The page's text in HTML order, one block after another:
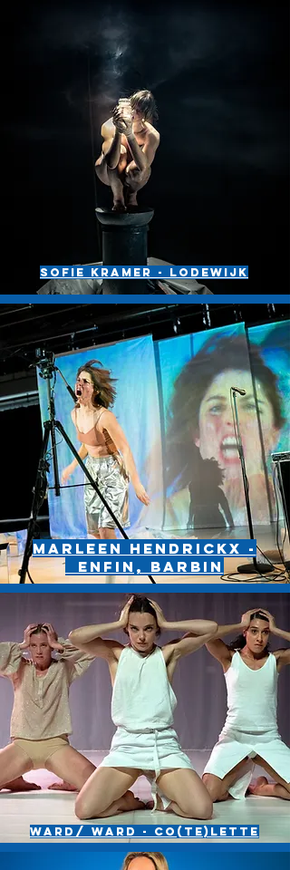
Sofie kramer - lodewijk
Marleen Hendrickx -
Enfin, Barbin
Ward/ ward - co(te)lette